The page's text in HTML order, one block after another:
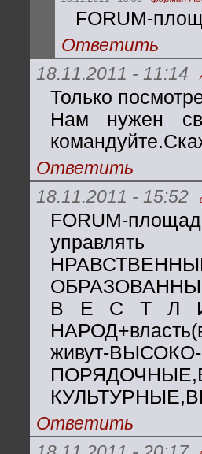
FORUM-
Ответить
18.11.2011 - 11:14
Только
Нам нужен
Ответить
18.11.2011 - 15:52
FORUM-
В Е С Т Л И
живут-
Ответить